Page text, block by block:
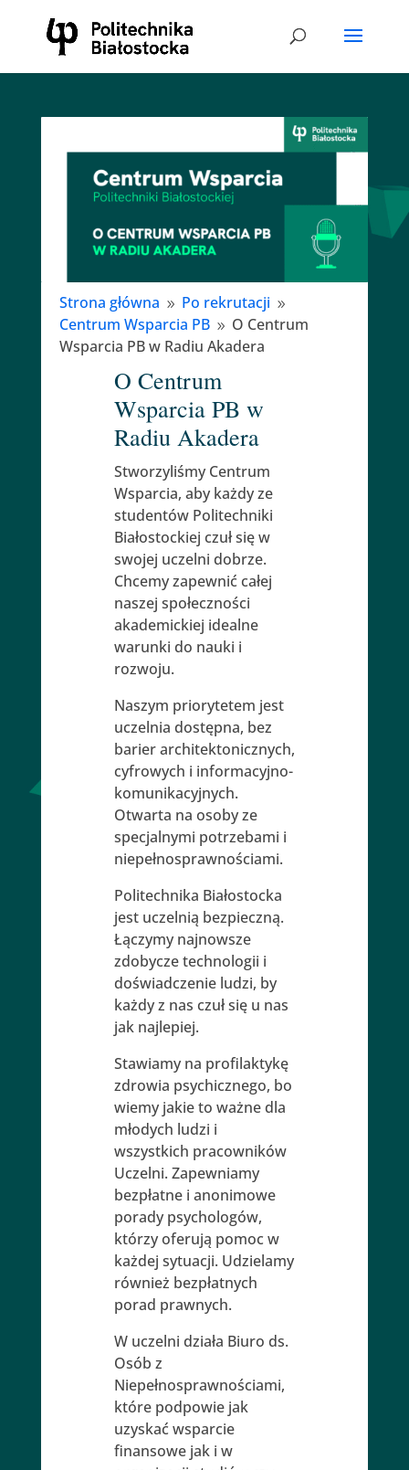
Strona główna 9 Po rekrutacji 9
Centrum Wsparcia PB 9 O Centrum
Wsparcia PB w Radiu Akadera
O Centrum
Wsparcia PB w
Radiu Akadera
Stworzyliśmy Centrum
Wsparcia, aby każdy ze
studentów Politechniki
Białostockiej czuł się w
swojej uczelni dobrze.
Chcemy zapewnić całej
naszej społeczności
akademickiej idealne
warunki do nauki i
rozwoju.
Naszym priorytetem jest
uczelnia dostępna, bez
barier architektonicznych,
cyfrowych i informacyjno-
komunikacyjnych.
Otwarta na osoby ze
specjalnymi potrzebami i
niepełnosprawnościami.
Politechnika Białostocka
jest uczelnią bezpieczną.
Łączymy najnowsze
zdobycze technologii i
doświadczenie ludzi, by
każdy z nas czuł się u nas
jak najlepiej.
Stawiamy na profilaktykę
zdrowia psychicznego, bo
wiemy jakie to ważne dla
młodych ludzi i
wszystkich pracowników
Uczelni. Zapewniamy
bezpłatne i anonimowe
porady psychologów,
którzy oferują pomoc w
każdej sytuacji. Udzielamy
również bezpłatnych
porad prawnych.
W uczelni działa Biuro ds.
Osób z
Niepełnosprawnościami,
które podpowie jak
uzyskać wsparcie
finansowe jak i w